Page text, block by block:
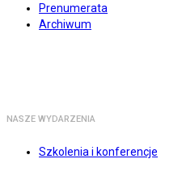
Prenumerata
Archiwum
NASZE WYDARZENIA
Szkolenia i konferencje